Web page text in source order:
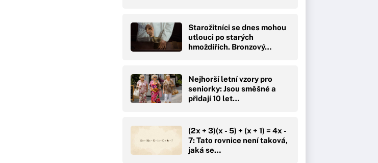
Starožitníci se dnes mohou
utlouci po starých
hmoždířích. Bronzový…
Nejhorší letní vzory pro
seniorky: Jsou směšné a
přidají 10 let…
(2x + 3)(x - 5) + (x + 1) = 4x -
7: Tato rovnice není taková,
jaká se…